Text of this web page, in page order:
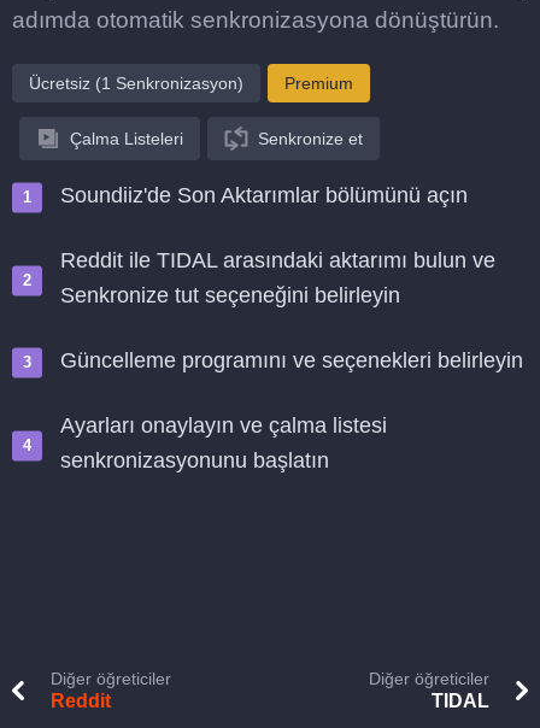
adımda otomatik senkronizasyona dönüştürün.
Ücretsiz (1 Senkronizasyon) Premium
Çalma Listeleri Senkronize et
Soundiiz'de Son Aktarımlar bölümünü açın
Reddit ile TIDAL arasındaki aktarımı bulun ve
Senkronize tut seçeneğini belirleyin
Güncelleme programını ve seçenekleri belirleyin
Ayarları onaylayın ve çalma listesi
senkronizasyonunu başlatın
Diğer öğreticiler
Reddit
Diğer öğreticiler
TIDAL